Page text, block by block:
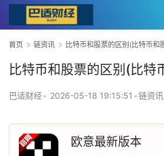
首页 链资讯 比特币和股票的区别(比特币和
比特币和股票的区别(比特
巴适财经• 2026-05-18 19:15:51 •链资讯
欧意最新版本